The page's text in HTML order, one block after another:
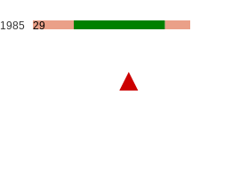
1985 29
▲